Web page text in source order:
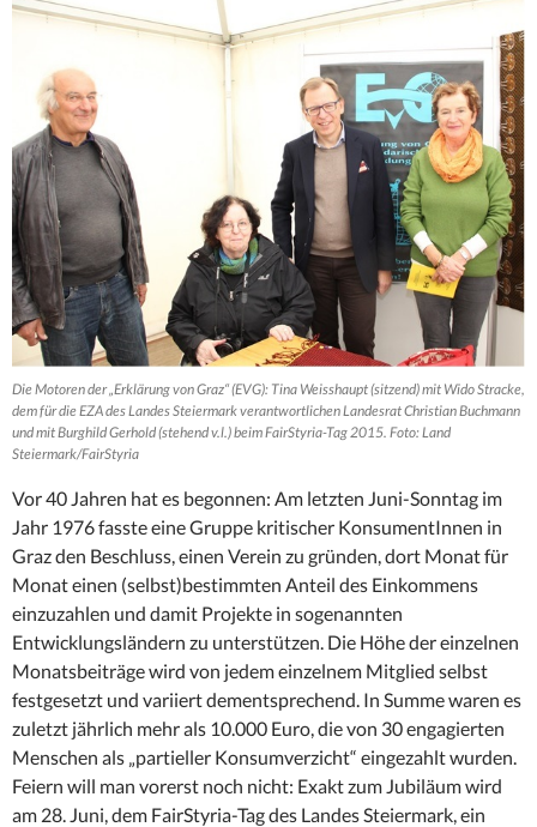
Die Motoren der „Erklärung von Graz“ (EVG): Tina Weisshaupt (sitzend) mit Wido Stracke,
dem für die EZA des Landes Steiermark verantwortlichen Landesrat Christian Buchmann
und mit Burghild Gerhold (stehend v.l.) beim FairStyria-Tag 2015. Foto: Land
Steiermark/FairStyria
Vor 40 Jahren hat es begonnen: Am letzten Juni-Sonntag im
Jahr 1976 fasste eine Gruppe kritischer KonsumentInnen in
Graz den Beschluss, einen Verein zu gründen, dort Monat für
Monat einen (selbst)bestimmten Anteil des Einkommens
einzuzahlen und damit Projekte in sogenannten
Entwicklungsländern zu unterstützen. Die Höhe der einzelnen
Monatsbeiträge wird von jedem einzelnem Mitglied selbst
festgesetzt und variiert dementsprechend. In Summe waren es
zuletzt jährlich mehr als 10.000 Euro, die von 30 engagierten
Menschen als „partieller Konsumverzicht“ eingezahlt wurden.
Feiern will man vorerst noch nicht: Exakt zum Jubiläum wird
am 28. Juni, dem FairStyria-Tag des Landes Steiermark, ein